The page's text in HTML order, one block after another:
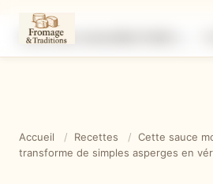
Accueil / Recettes / Cette sauce
transforme de simples asperges en